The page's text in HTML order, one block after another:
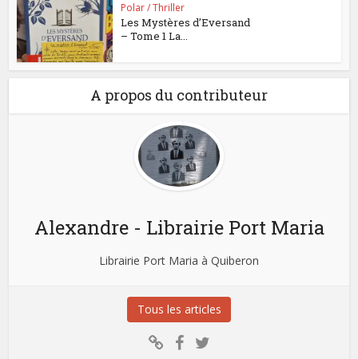
Polar / Thriller
Les Mystères d’Eversand
– Tome 1 La...
A propos du contributeur
Alexandre - Librairie Port Maria
Librairie Port Maria à Quiberon
Tous les articles